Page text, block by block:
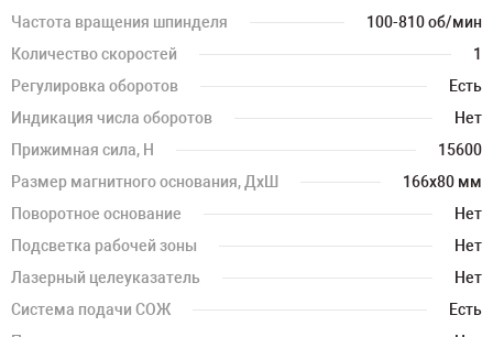
Частота вращения шпинделя
100-810 об/мин
Количество скоростей
1
Регулировка оборотов
Есть
Индикация числа оборотов
Нет
Прижимная сила, H
15600
Размер магнитного основания, ДхШ
166х80 мм
Поворотное основание
Нет
Подсветка рабочей зоны
Нет
Лазерный целеуказатель
Нет
Система подачи СОЖ
Есть